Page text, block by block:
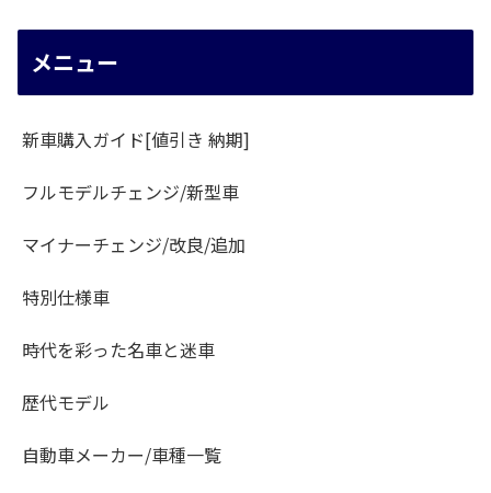
メニュー
新車購入ガイド[値引き 納期]
フルモデルチェンジ/新型車
マイナーチェンジ/改良/追加
特別仕様車
時代を彩った名車と迷車
歴代モデル
自動車メーカー/車種一覧